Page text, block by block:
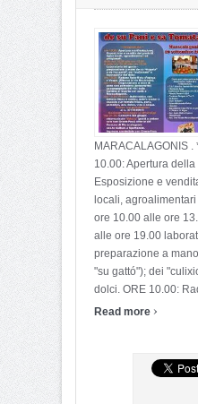
MARACALAGONIS
10.00: Apertura
Esposizione e
locali,
ore 10.00 alle ore
alle ore 19.00
preparazione a
"su gattó"); dei
dolci. ORE 10.00:
Read more ›